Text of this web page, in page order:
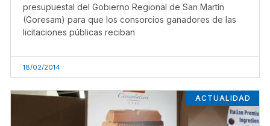
presupuestal del Gobierno Regional de San Martín
(Goresam) para que los consorcios ganadores de las
licitaciones públicas reciban
18/02/2014
ACTUALIDAD